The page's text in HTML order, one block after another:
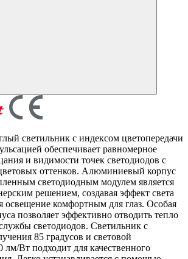
светильник с индексом цветопередачи
обеспечивает равномерное
и видимости точек светодиодов с
оттенков. Алюминиевый корпус
светодиодным модулем является
решением, создавая эффект света
освещение комфортным для глаз. Особая
позволяет эффективно отводить тепло
светодиодов. Светильник с
85 градусов и световой
Вт подходит для качественного